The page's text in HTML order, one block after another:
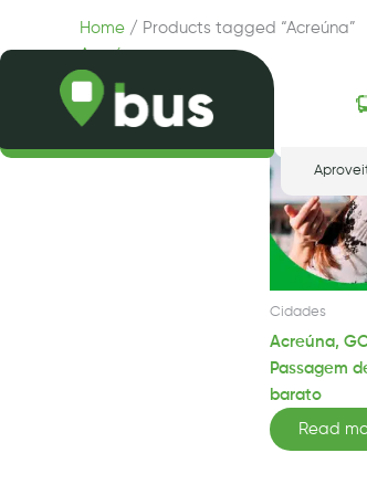
content
Home / Products tagged “Acreúna”
Acreúna
Showing the single result
Cidades
Acreúna,
Passagem
barato
Read